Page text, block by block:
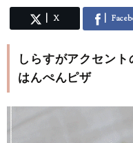
X
しらすがアクセン
はんぺんピザ